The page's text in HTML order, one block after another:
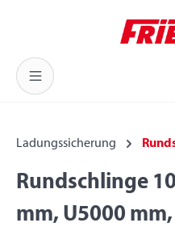
Zum Hauptinhalt springen
Ladungssicherung
Rundschlinge
mm, U5000